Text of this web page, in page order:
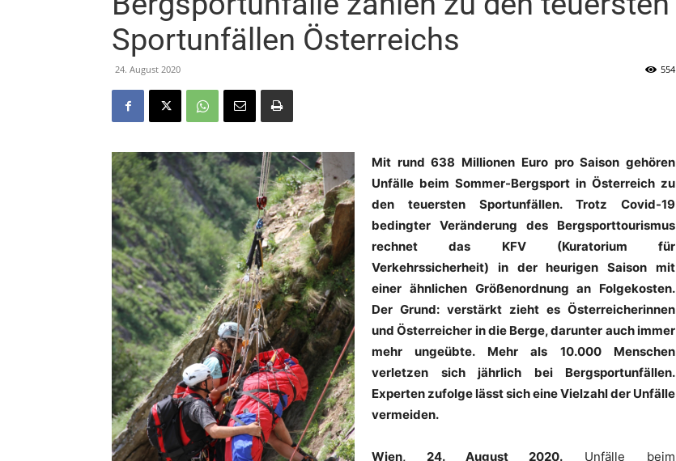
Sportunfällen Österreichs
24. August 2020 554
Mit rund 638 Millionen Euro pro Saison gehören
Unfälle beim Sommer-Bergsport in Österreich zu
den teuersten Sportunfällen. Trotz Covid-19
bedingter Veränderung des Bergsporttourismus
rechnet das KFV (Kuratorium für
Verkehrssicherheit) in der heurigen Saison mit
einer ähnlichen Größenordnung an Folgekosten.
Der Grund: verstärkt zieht es Österreicherinnen
und Österreicher in die Berge, darunter auch immer
mehr ungeübte. Mehr als 10.000 Menschen
verletzen sich jährlich bei Bergsportunfällen.
Experten zufolge lässt sich eine Vielzahl der Unfälle
vermeiden.
Wien, 24. August 2020. Unfälle beim